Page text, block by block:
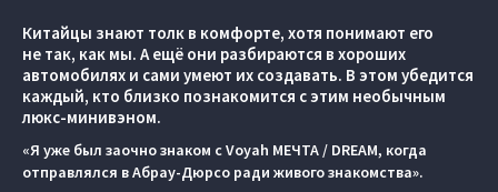
Китайцы знают толк в комфорте, хотя понимают его
не так, как мы. А ещё они разбираются в хороших
автомобилях и сами умеют их создавать. В этом убедится
каждый, кто близко познакомится с этим необычным
люкс-минивэном.
«Я уже был заочно знаком с Voyah МЕЧТА / DREAM, когда
отправлялся в Абрау-Дюрсо ради живого знакомства».